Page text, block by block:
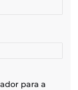
para a